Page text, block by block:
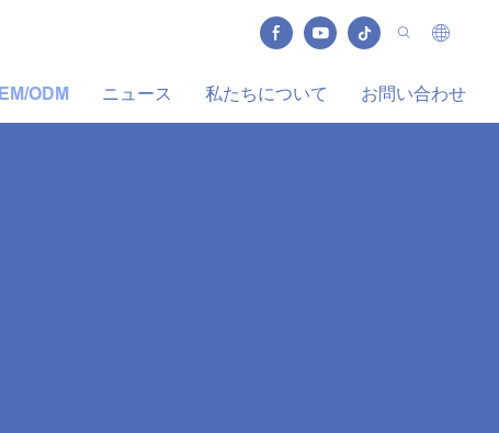
ODM ニュース 私たちについて お問い合わせ